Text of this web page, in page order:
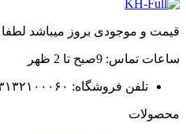
قیمت و موجودی بروز میباشد لطفا
ساعات تماس: 9صبح تا 2 ظهر
تلفن فروشگاه: ۰۳۱۳۲۱۰۰۰۶۰
محصولات